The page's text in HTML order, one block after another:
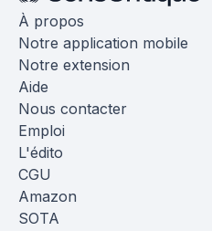
À propos
Notre application mobile
Notre extension
Aide
Nous contacter
Emploi
L'édito
CGU
Amazon
SOTA